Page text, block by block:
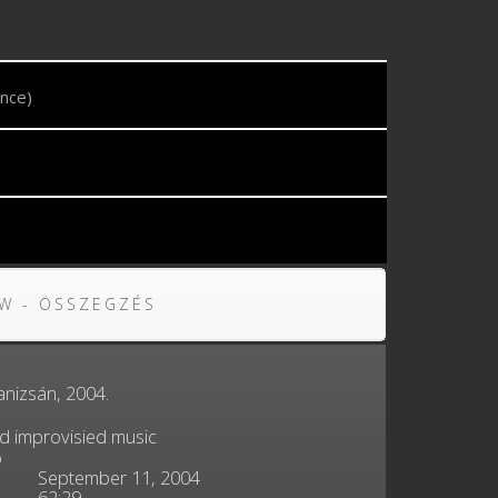
- ÖSSZEGZÉS
2004.
improvisied music
September 11, 2004